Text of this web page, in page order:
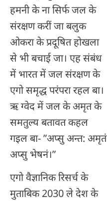
हमनी के ना सिर्फ जल के
संरक्षण करीं जा बलुक
ओकरा के प्रदूषित होखला
से भी बचाई जा। एह संबंध
में भारत में जल संरक्षण के
एगो समृद्ध परंपरा रहल बा।
ऋ ग्वेद में जल के अमृत के
समतुल्य बतावत कहल
गइल बा- ”अप्सु अन्त: अमृतं
अप्सु भेषनं।”
एगो वैज्ञानिक रिसर्च के
मुताबिक 2030 ले देश के